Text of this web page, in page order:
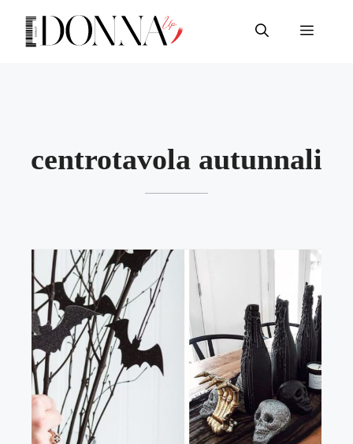
contenuto
Menu
centrotavola autunnali